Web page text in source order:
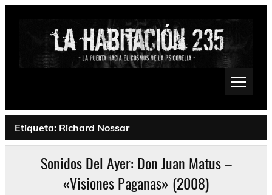
Saltar
Psychedelic, Stoner, Doom, Sludge, Fuzz, Space, Drone
Etiqueta: Richard Nossar
Sonidos Del Ayer: Don Juan Matus –
«Visiones Paganas» (2008)